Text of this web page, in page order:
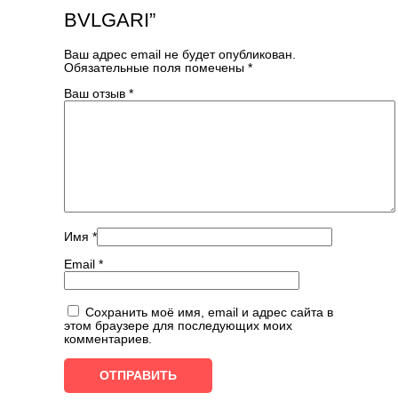
BVLGARI”
Ваш адрес email не будет опубликован.
Обязательные поля помечены *
Ваш отзыв *
Имя *
Email *
Сохранить моё имя, email и адрес сайта в
этом браузере для последующих моих
комментариев.